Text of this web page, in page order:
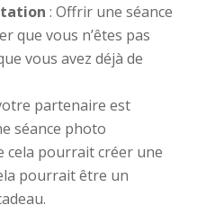
: Offrir une séance
que vous n’êtes pas
vous avez déjà de
partenaire est
séance photo
cela pourrait créer une
pourrait être un